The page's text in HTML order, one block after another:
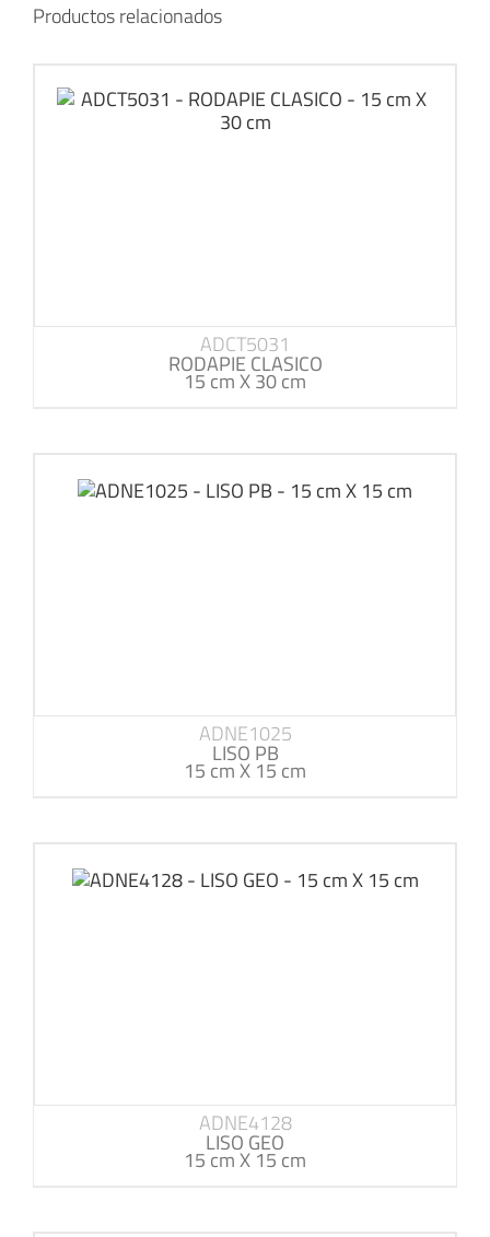
Productos relacionados
ADCT5031
RODAPIE CLASICO
15 cm X 30 cm
ADNE1025
LISO PB
15 cm X 15 cm
ADNE4128
LISO GEO
15 cm X 15 cm